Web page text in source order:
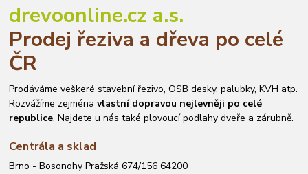
drevoonline.cz a.s.
Prodej řeziva a dřeva po celé
ČR
Prodáváme veškeré stavební řezivo, OSB desky, palubky, KVH atp.
Rozvážíme zejménavlastní dopravou nejlevněji po celé
republice. Najdete u nás také plovoucí podlahy dveře a zárubně.
Centrála a sklad
Brno - Bosonohy Pražská 674/156 64200